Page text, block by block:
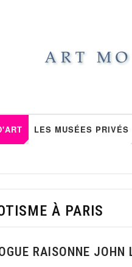
LES MUSÉES PRIVÉS
À PARIS
RAISONNE JOHN